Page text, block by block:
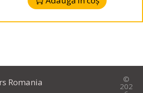
Romania ©
202